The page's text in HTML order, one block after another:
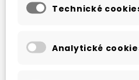
SECOND EDITION 5
Technické
Analytické